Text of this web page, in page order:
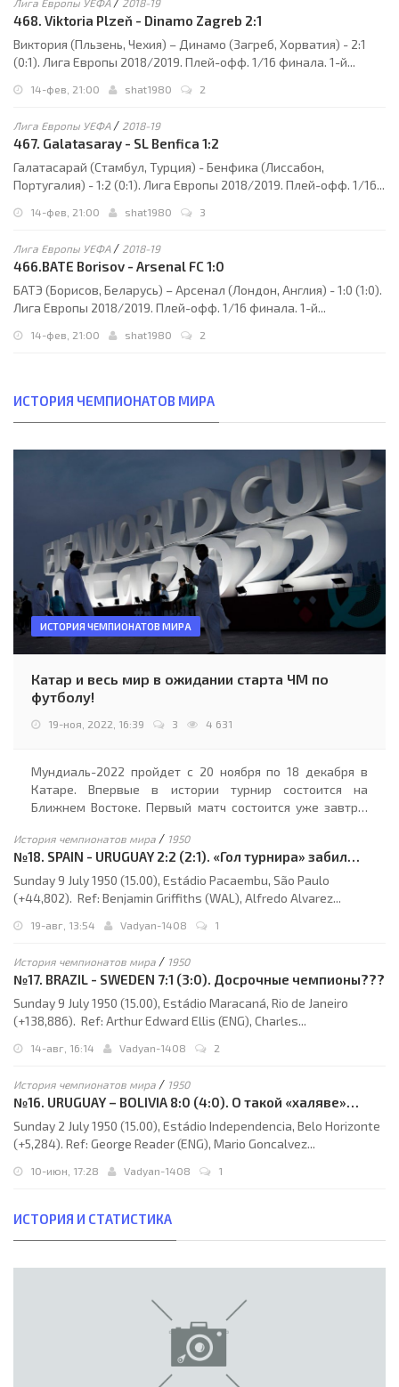
Марбелье. После этого мы...
Лига Европы УЕФА 2018-19
468. Viktoria Plzeň - Dinamo Zagreb 2:1
Виктория (Пльзень, Чехия) – Динамо (Загреб, Хорватия) - 2:1
(0:1). Лига Европы 2018/2019. Плей-офф. 1/16 финала. 1-й...
14-фев, 21:00 shat1980 2
Лига Европы УЕФА / 2018-19
467. Galatasaray - SL Benfica 1:2
Галатасарай (Стамбул, Турция) - Бенфика (Лиссабон,
Португалия) - 1:2 (0:1). Лига Европы 2018/2019. Плей-офф. 1/16...
14-фев, 21:00 shat1980 3
Лига Европы УЕФА / 2018-19
466.BATE Borisov - Arsenal FC 1:0
БАТЭ (Борисов, Беларусь) – Арсенал (Лондон, Англия) - 1:0 (1:0).
Лига Европы 2018/2019. Плей-офф. 1/16 финала. 1-й...
14-фев, 21:00 shat1980 2
ИСТОРИЯ ЧЕМПИОНАТОВ МИРА
ИСТОРИЯ ЧЕМПИОНАТОВ МИРА
Катар и весь мир в ожидании старта ЧМ по
футболу!
19-ноя, 2022, 16:39 3 4 631
Мундиаль-2022 пройдет c 20 ноября по 18 декабря в
Катаре. Впервые в истории турнир состоится на
Ближнем Востоке. Первый матч состоится уже завтра.
ЧМ по футболу, и Эквадора....
История чемпионатов мира / 1950
№18. SPAIN - URUGUAY 2:2 (2:1). «Гол турнира» забил
Варела
Sunday 9 July 1950 (15.00), Estádio Pacaembu, São Paulo
(+44,802). Ref: Benjamin Griffiths (WAL), Alfredo Alvarez...
19-авг, 13:54 Vadyan-1408 1
История чемпионатов мира / 1950
№17. BRAZIL - SWEDEN 7:1 (3:0). Досрочные чемпионы???
Sunday 9 July 1950 (15.00), Estádio Maracaná, Rio de Janeiro
(+138,886). Ref: Arthur Edward Ellis (ENG), Charles...
14-авг, 16:14 Vadyan-1408 2
История чемпионатов мира / 1950
№16. URUGUAY – BOLIVIA 8:0 (4:0). О такой «халяве»
уругвайцы даже не мечтали
Sunday 2 July 1950 (15.00), Estádio Independencia, Belo Horizonte
(+5,284). Ref: George Reader (ENG), Mario Goncalvez...
10-июн, 17:28 Vadyan-1408 1
ИСТОРИЯ И СТАТИСТИКА